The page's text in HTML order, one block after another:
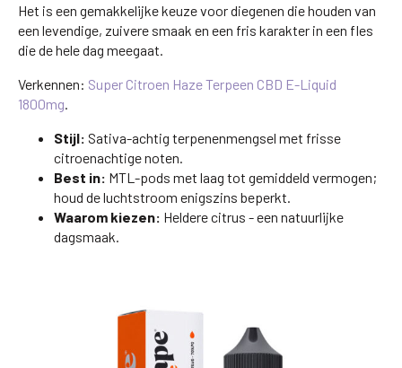
Het is een gemakkelijke keuze voor diegenen die houden van
een levendige, zuivere smaak en een fris karakter in een fles
die de hele dag meegaat.
Verkennen: Super Citroen Haze Terpeen CBD E-Liquid
1800mg.
Stijl: Sativa-achtig terpenenmengsel met frisse
citroenachtige noten.
Best in: MTL-pods met laag tot gemiddeld vermogen;
houd de luchtstroom enigszins beperkt.
Waarom kiezen: Heldere citrus - een natuurlijke
dagsmaak.